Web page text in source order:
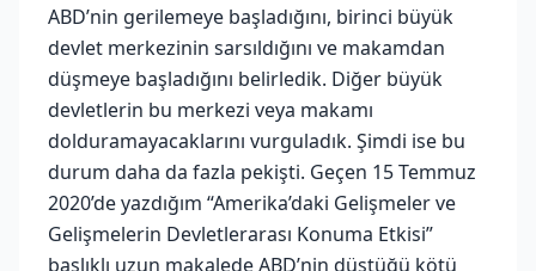
ABD’nin gerilemeye başladığını, birinci büyük
devlet merkezinin sarsıldığını ve makamdan
düşmeye başladığını belirledik. Diğer büyük
devletlerin bu merkezi veya makamı
dolduramayacaklarını vurguladık. Şimdi ise bu
durum daha da fazla pekişti. Geçen 15 Temmuz
2020’de yazdığım “Amerika’daki Gelişmeler ve
Gelişmelerin Devletlerarası Konuma Etkisi”
başlıklı uzun makalede ABD’nin düştüğü kötü